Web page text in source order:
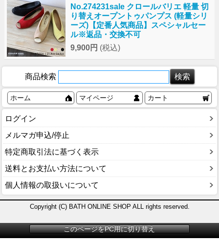
No.274231sale クロールバリエ 軽量 切
り替えオープントゥパンプス (軽量シリ
ーズ)【定番人気商品】スペシャルセー
ル※返品・交換不可
9,900円 (税込)
商品検索
ホーム マイページ カート
ログイン
メルマガ申込/停止
特定商取引法に基づく表示
送料とお支払い方法について
個人情報の取扱いについて
Copyright (C) BATH ONLINE SHOP ALL rights reserved.
このページをPC用に切り替え